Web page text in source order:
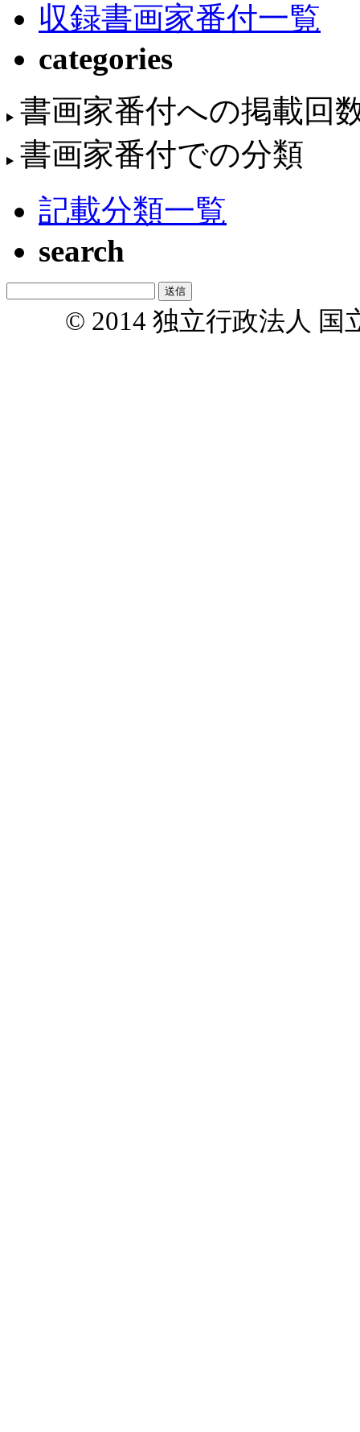
収録書画家番付一覧
categories
書画家番付への掲載回
書画家番付での分類
記載分類一覧
search
© 2014 独立行政法人 国